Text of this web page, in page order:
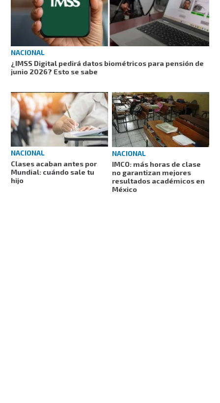
NACIONAL
¿IMSS Digital pedirá datos biométricos para pensión de
junio 2026? Esto se sabe
NACIONAL
Clases acaban antes por
Mundial: cuándo sale tu
hijo
NACIONAL
IMCO: más horas de clase
no garantizan mejores
resultados académicos en
México